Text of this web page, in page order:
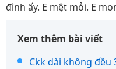
đình ấy. E mệt mỏi. E
Xem thêm bài viết
Ckk dài không đều